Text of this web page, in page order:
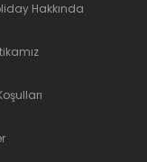
Hakkında